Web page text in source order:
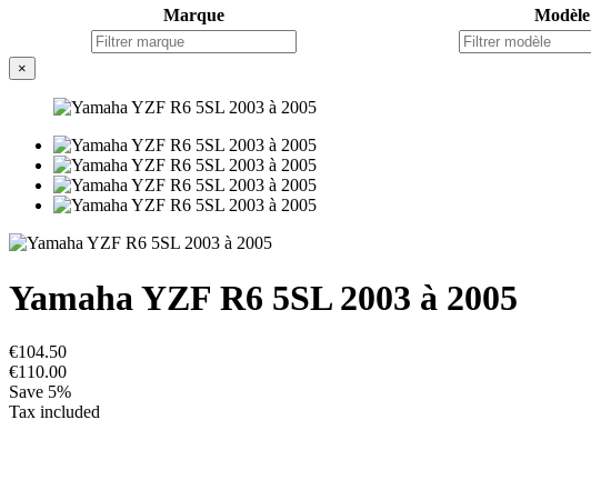
Marque Modèle
×
Yamaha YZF R6 5SL 2003 à 2005
€104.50
€110.00
Save 5%
Tax included